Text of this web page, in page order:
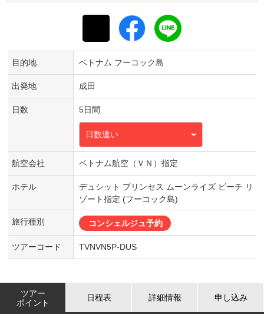
目的地 ベトナム フーコック島
出発地 成田
日数 5日間
日数違い
航空会社 ベトナム航空（ＶＮ）指定
ホテル
デュシット プリンセス ムーンライズ ビーチ リ
ゾート指定 (フーコック島)
旅行種別 コンシェルジュ予約
ツアーコード TVNVN5P-DUS
ツアー
ポイント
日程表 詳細情報 申し込み